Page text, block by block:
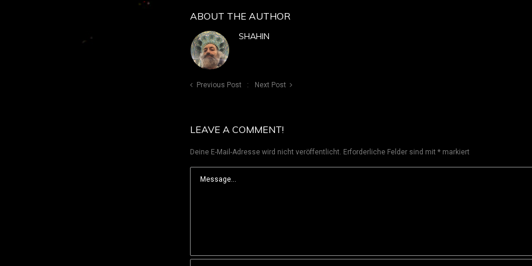
ABOUT THE AUTHOR
SHAHIN
Previous Post Next Post
LEAVE A COMMENT!
Deine E-Mail-Adresse wird nicht veröffentlicht. Erforderliche Felder sind mit * markiert